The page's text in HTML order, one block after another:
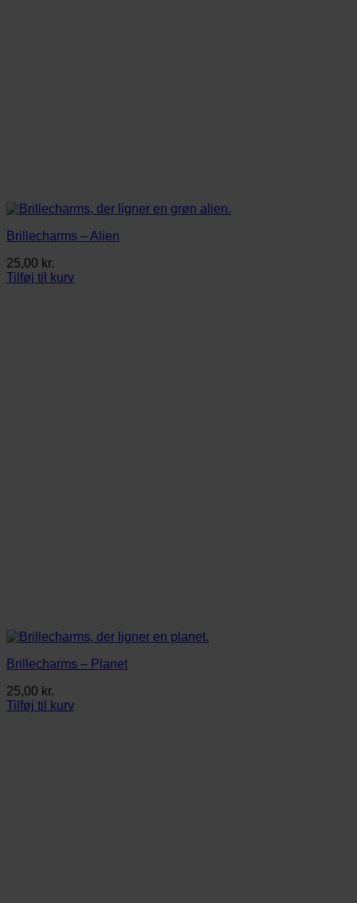
Brillecharms – Alien
25,00 kr.
Tilføj til kurv
Brillecharms – Planet
25,00 kr.
Tilføj til kurv